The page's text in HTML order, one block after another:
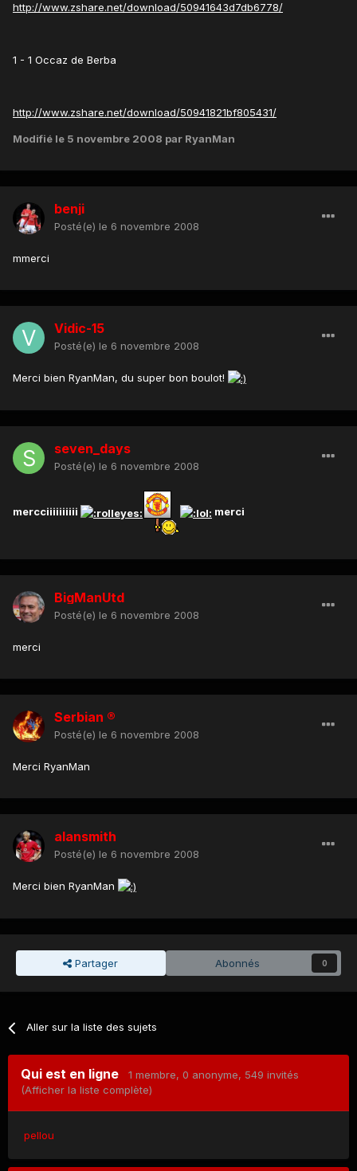
http://www.zshare.net/download/50941643d7db6778/
1 - 1 Occaz de Berba
http://www.zshare.net/download/50941821bf805431/
Modifié le 5 novembre 2008 par RyanMan
benji
Posté(e) le 6 novembre 2008
mmerci
Vidic-15
Posté(e) le 6 novembre 2008
Merci bien RyanMan, du super bon boulot!
seven_days
Posté(e) le 6 novembre 2008
mercciiiiiiiiii merci
BigManUtd
Posté(e) le 6 novembre 2008
merci
Serbian ®
Posté(e) le 6 novembre 2008
Merci RyanMan
alansmith
Posté(e) le 6 novembre 2008
Merci bien RyanMan
Partager Abonnés 0
Aller sur la liste des sujets
Qui est en ligne 1 membre, 0 anonyme, 549 invités
(Afficher la liste complète)
pellou